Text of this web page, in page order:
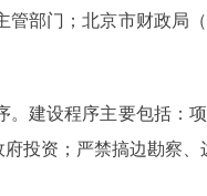
门；北京市财政局（
设程序主要包括：项
投资；严禁搞边勘察、